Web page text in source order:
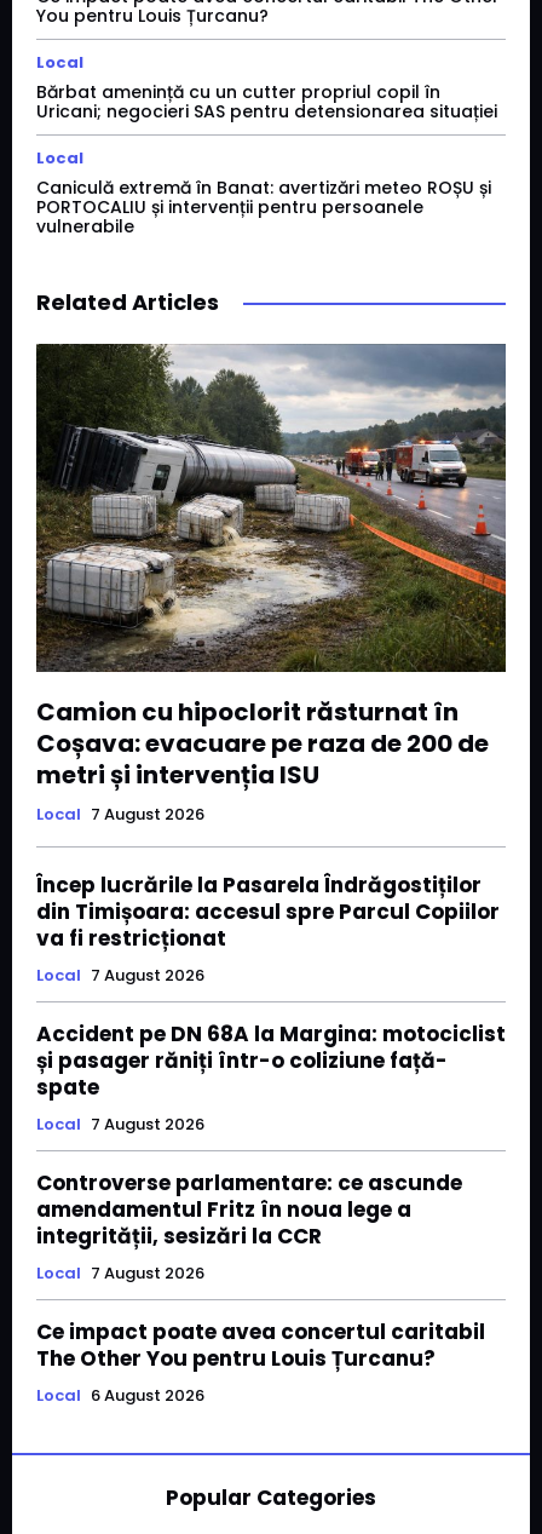
You pentru Louis Țurcanu?
Local
Bărbat amenință cu un cutter propriul copil în
Uricani; negocieri SAS pentru detensionarea situației
Local
Caniculă extremă în Banat: avertizări meteo ROȘU și
PORTOCALIU și intervenții pentru persoanele
vulnerabile
Related Articles
Camion cu hipoclorit răsturnat în
Coșava: evacuare pe raza de 200 de
metri și intervenția ISU
Local 7 August 2026
Încep lucrările la Pasarela Îndrăgostiților
din Timișoara: accesul spre Parcul Copiilor
va fi restricționat
Local 7 August 2026
Accident pe DN 68A la Margina: motociclist
și pasager răniți într-o coliziune față-
spate
Local 7 August 2026
Controverse parlamentare: ce ascunde
amendamentul Fritz în noua lege a
integrității, sesizări la CCR
Local 7 August 2026
Ce impact poate avea concertul caritabil
The Other You pentru Louis Țurcanu?
Local 6 August 2026
Popular Categories